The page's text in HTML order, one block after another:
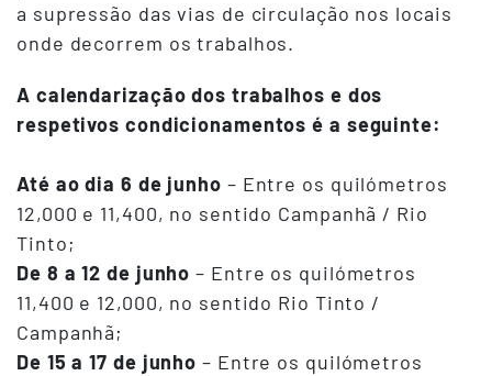
a supressão das vias de circulação nos locais
onde decorrem os trabalhos.
A calendarização dos trabalhos e dos
respetivos condicionamentos é a seguinte:
Até ao dia 6 de junho – Entre os quilómetros
12,000 e 11,400, no sentido Campanhã / Rio
Tinto;
De 8 a 12 de junho – Entre os quilómetros
11,400 e 12,000, no sentido Rio Tinto /
Campanhã;
De 15 a 17 de junho – Entre os quilómetros